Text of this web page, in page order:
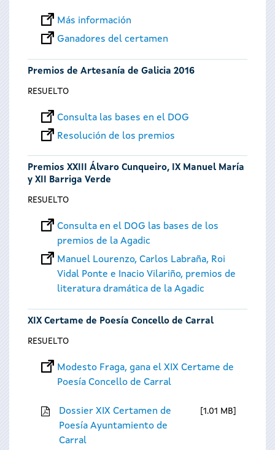
Más información
Ganadores del certamen
Premios de Artesanía de Galicia 2016
RESUELTO
Consulta las bases en el DOG
Resolución de los premios
Premios XXIII Álvaro Cunqueiro, IX Manuel María
y XII Barriga Verde
RESUELTO
Consulta en el DOG las bases de los
premios de la Agadic
Manuel Lourenzo, Carlos Labraña, Roi
Vidal Ponte e Inacio Vilariño, premios de
literatura dramática de la Agadic
XIX Certame de Poesía Concello de Carral
RESUELTO
Modesto Fraga, gana el XIX Certame de
Poesía Concello de Carral
Dossier XIX Certamen de
Poesía Ayuntamiento de
Carral
1.01 MB